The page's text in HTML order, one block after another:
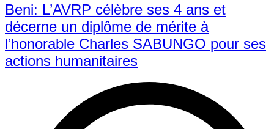
Beni: L’AVRP célèbre ses 4 ans et
décerne un diplôme de mérite à
l’honorable Charles SABUNGO pour ses
actions humanitaires